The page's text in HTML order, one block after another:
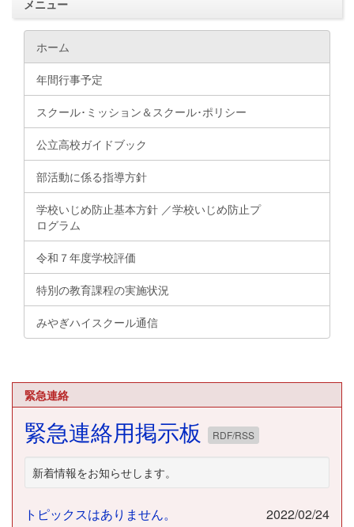
メニュー
ホーム
年間行事予定
スクール･ミッション＆スクール･ポリシー
公立高校ガイドブック
部活動に係る指導方針
学校いじめ防止基本方針 ／学校いじめ防止プ
ログラム
令和７年度学校評価
特別の教育課程の実施状況
みやぎハイスクール通信
緊急連絡
緊急連絡用掲示板 RDF/RSS
新着情報をお知らせします。
トピックスはありません。 2022/02/24